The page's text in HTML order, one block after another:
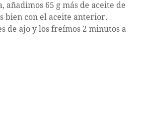
añadimos 65 g más de aceite de
bien con el aceite anterior.
de ajo y los freímos 2 minutos a